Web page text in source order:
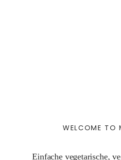
WELCOME TO
Einfache vegetarische,